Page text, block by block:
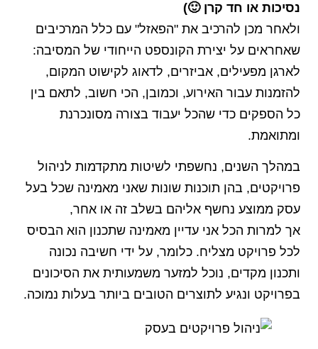
נסיכות או חד קרן 🙂)
ולאחר מכן להרכיב את "הפאזל" עם כלל המרכיבים
שאחראים על יצירת הקונספט הייחודי של המסיבה:
לארגן מפעילים, אביזרים, לדאוג לקישוט המקום,
להזמנות עבור האירוע, וכמובן, הכי חשוב, לתאם בין
כל הספקים כדי שהכל יעבוד בצורה מסונכרנת
ומתואמת.
במהלך השנים, נחשפתי לשיטות מתקדמות לניהול
פרויקטים, בהן תוכנות שונות שאני מאמינה שכל בעל
עסק ממוצע נחשף אליהם בשלב זה או אחר,
אך למרות הכל אני עדיין מאמינה שתכנון הוא הבסיס
לכל פרויקט מצליח. כלומר, על ידי חשיבה נכונה
ותכנון מקדים, נוכל למזער משמעותית את הסיכונים
בפרויקט ונגיע לתוצרים הטובים ביותר בעלות נמוכה.